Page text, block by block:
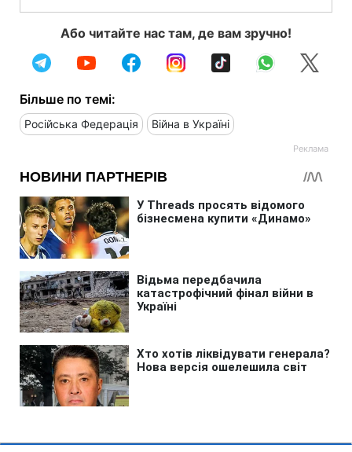
Або читайте нас там, де вам зручно!
Більше по темі:
Російська Федерація Війна в Україні